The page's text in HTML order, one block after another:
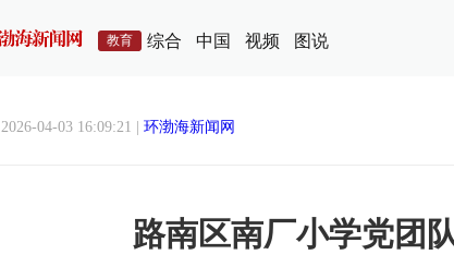
教育 综合 中国 视频 图说
2026-04-03 16:09:21 | 环渤海新闻网
路南区南厂小学党团